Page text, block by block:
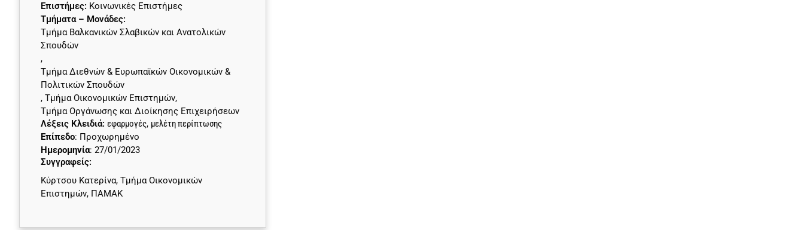
Επιστήμες: Κοινωνικές Επιστήμες
Τμήματα – Μονάδες:
Τμήμα Βαλκανικών Σλαβικών και Ανατολικών
Σπουδών
,
Τμήμα Διεθνών & Ευρωπαϊκών Οικονομικών &
Πολιτικών Σπουδών
, Τμήμα Οικονομικών Επιστημών,
Τμήμα Οργάνωσης και Διοίκησης Επιχειρήσεων
Λέξεις Κλειδιά: εφαρμογές, μελέτη περίπτωσης
Επίπεδο: Προχωρημένο
Ημερομηνία: 27/01/2023
Συγγραφείς:
Κύρτσου Κατερίνα, Τμήμα Οικονομικών
Επιστημών, ΠΑΜΑΚ